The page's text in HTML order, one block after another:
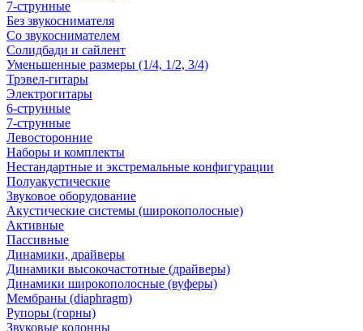
7-струнные
Без звукоснимателя
Со звукоснимателем
Солидбади и сайлент
Уменьшенные размеры (1/4, 1/2, 3/4)
Трэвел-гитары
Электрогитары
6-струнные
7-струнные
Левосторонние
Наборы и комплекты
Нестандартные и экстремальные конфигурации
Полуакустические
Звуковое оборудование
Акустические системы (широкополосные)
Активные
Пассивные
Динамики, драйверы
Динамики высокочастотные (драйверы)
Динамики широкополосные (вуферы)
Мембраны (diaphragm)
Рупоры (горны)
Звуковые колонны